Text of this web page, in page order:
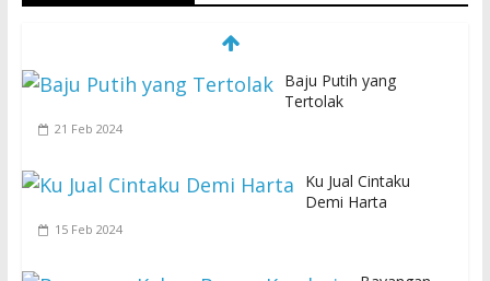
Baju Putih yang
Tertolak
21 Feb 2024
Ku Jual Cintaku
Demi Harta
15 Feb 2024